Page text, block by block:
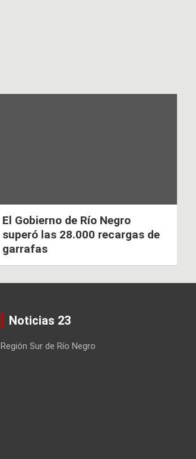
El Gobierno de Río Negro
superó las 28.000 recargas de
garrafas
Noticias 23
Región Sur de Río Negro